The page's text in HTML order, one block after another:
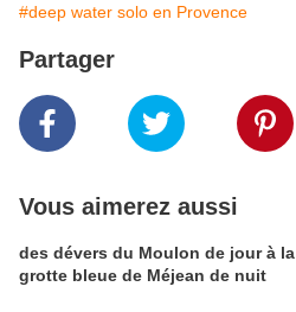
#deep water solo en Provence
Partager
Vous aimerez aussi
des dévers du Moulon de jour à la
grotte bleue de Méjean de nuit